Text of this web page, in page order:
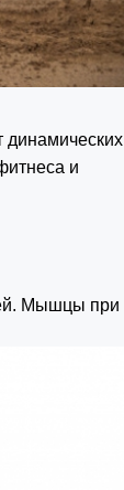
динамических
и
Мышцы при